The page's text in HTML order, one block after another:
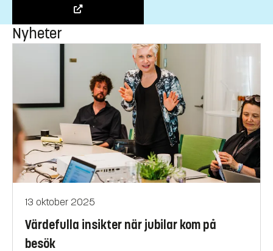
Nyheter
13 oktober 2025
Värdefulla insikter när jubilar kom på
besök